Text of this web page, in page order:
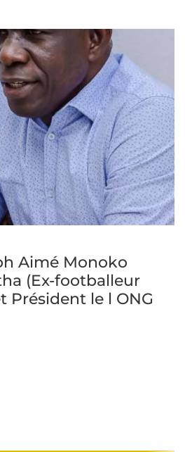
Aimé Monoko
(Ex-footballeur
Président le l ONG